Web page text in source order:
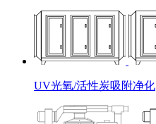
UV光氧/活性炭吸附净化